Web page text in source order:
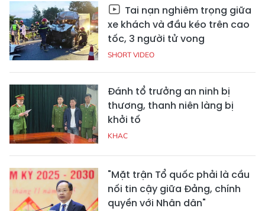
Tai nạn nghiêm trọng giữa
xe khách và đầu kéo trên cao
tốc, 3 người tử vong
SHORT VIDEO
Đánh tổ trưởng an ninh bị
thương, thanh niên làng bị
khởi tố
KHAC
"Mặt trận Tổ quốc phải là cầu
nối tin cậy giữa Đảng, chính
quyền với Nhân dân"